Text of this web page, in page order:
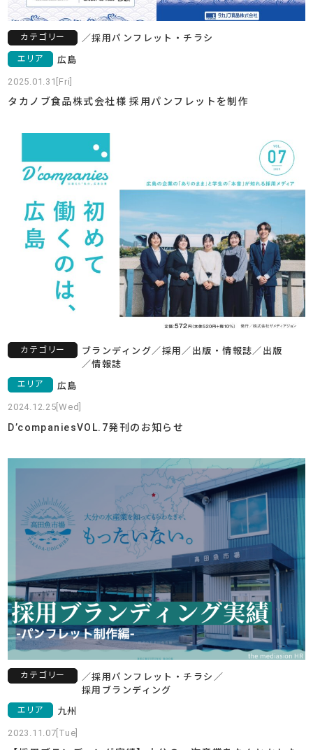
カテゴリー ／採用パンフレット・チラシ
エリア 広島
2025.01.31[Fri]
タカノブ食品株式会社様 採用パンフレットを制作
カテゴリー ブランディング／ 採用 ／ 出版・情報誌／ 出版
／情報誌
エリア 広島
2024.12.25[Wed]
D’companiesVOL.7発刊のお知らせ
カテゴリー ／採用パンフレット・チラシ ／
採用ブランディング
エリア 九州
2023.11.07[Tue]